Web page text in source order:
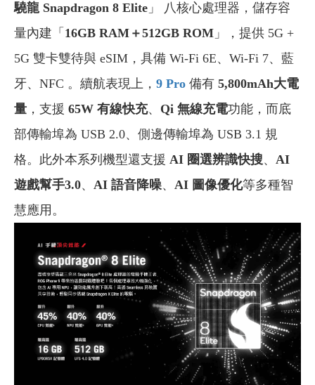
驍龍 Snapdragon 8 Elite 」 八核心處理器，儲存容
量內建「 16GB RAM＋512GB ROM 」，提供 5G +
5G 雙卡雙待與 eSIM，具備 Wi-Fi 6E、Wi-Fi 7、藍
牙、NFC 。續航表現上， 9 Pro 備有 5,800mAh大電
量 ，支援 65W 有線快充、 Qi 無線充電功能，而底
部傳輸埠為 USB 2.0、側邊傳輸埠為 USB 3.1 規
格。此外本系列機型還支援 AI 圈選辨識快搜、 AI
遊戲幫手3.0、 AI 語音降噪、 AI 圖像優化等多種智
慧應用。